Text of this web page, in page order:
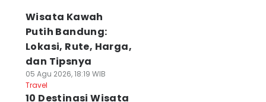
Wisata Kawah
Putih Bandung:
Lokasi, Rute, Harga,
dan Tipsnya
05 Agu 2026, 18:19 WIB
Travel
10 Destinasi Wisata